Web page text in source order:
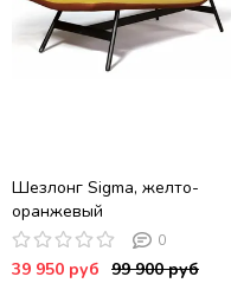
Шезлонг Sigma, желто-
оранжевый
0
39 950 руб 99 900 руб